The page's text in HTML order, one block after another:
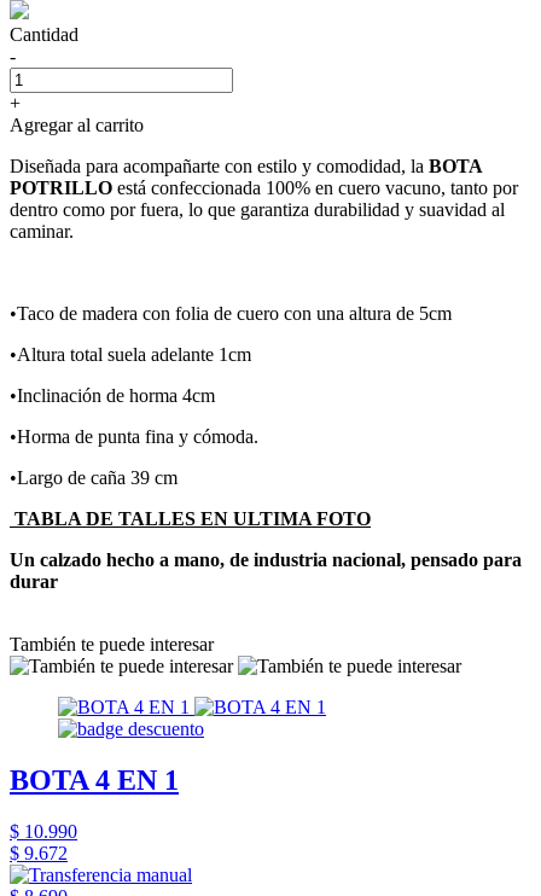
Cantidad
-
+
Agregar al carrito
Diseñada para acompañarte con estilo y comodidad, la BOTA
POTRILLO está confeccionada 100% en cuero vacuno, tanto por
dentro como por fuera, lo que garantiza durabilidad y suavidad al
caminar.
•Taco de madera con folia de cuero con una altura de 5cm
•Altura total suela adelante 1cm
•Inclinación de horma 4cm
•Horma de punta fina y cómoda.
•Largo de caña 39 cm
TABLA DE TALLES EN ULTIMA FOTO
Un calzado hecho a mano, de industria nacional, pensado para
durar
También te puede interesar
BOTA 4 EN 1
$ 10.990
$ 9.672